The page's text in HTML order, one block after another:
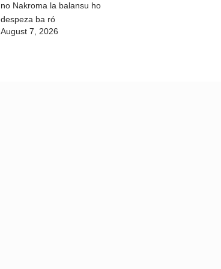
no Nakroma la balansu ho
despeza ba ró
August 7, 2026